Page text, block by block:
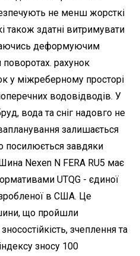
не менш жорсткі
також здатні витримувати
деформуючим
рахунок
у міжреберному просторі
водовідводів. У
вода та сніг надовго не
залишається
посилюється завдяки
Nexen N FERA RU5 має
UTQG - єдиної
в США. Це
що пройшли
зчеплення та
зносу 100